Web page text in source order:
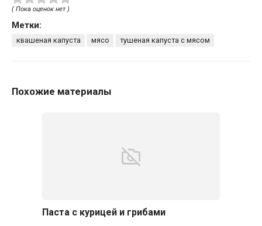
( Пока оценок нет )
Метки:
квашеная капуста мясо тушеная капуста с мясом
Похожие материалы
Паста с курицей и грибами